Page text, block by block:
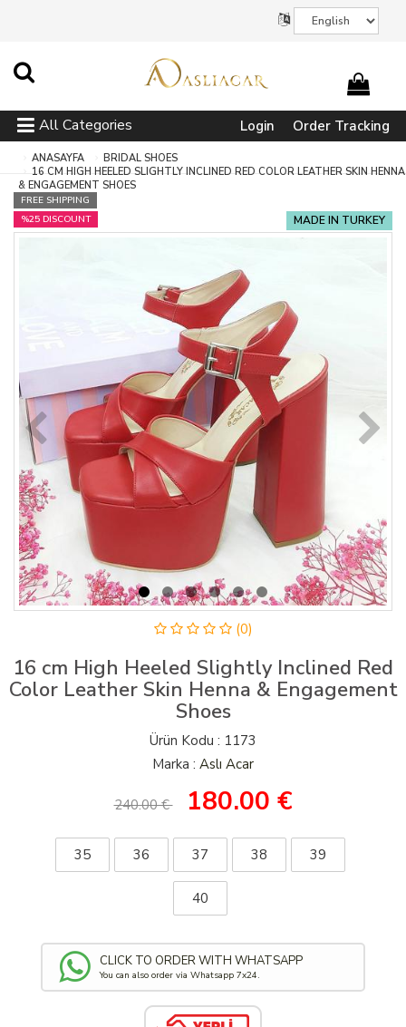
All Categories Login Order Tracking
ANASAYFA
BRIDAL SHOES
16 CM HIGH HEELED SLIGHTLY INCLINED RED COLOR LEATHER SKIN HENNA
& ENGAGEMENT SHOES
FREE SHIPPING
%25 DISCOUNT
MADE IN TURKEY
(0)
16 cm High Heeled Slightly Inclined Red
Color Leather Skin Henna & Engagement
Shoes
Ürün Kodu : 1173
Marka : Aslı Acar
240.00 € 180.00 €
35 36 37 38 39
40
CLICK TO ORDER WITH WHATSAPP
You can also order via Whatsapp 7x24.